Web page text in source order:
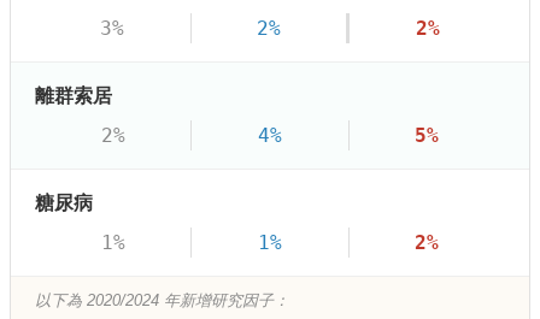
3% 2% 2%
離群索居
2% 4% 5%
糖尿病
1% 1% 2%
以下為 2020/2024 年新增研究因子：